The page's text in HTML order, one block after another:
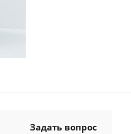
Задать вопрос